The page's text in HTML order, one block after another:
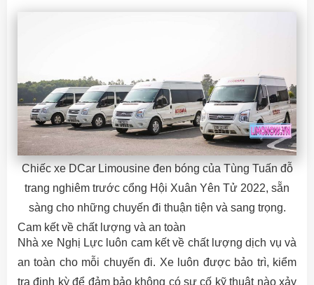
Chiếc xe DCar Limousine đen bóng của Tùng Tuấn đỗ
trang nghiêm trước cổng Hội Xuân Yên Tử 2022, sẵn
sàng cho những chuyến đi thuận tiện và sang trọng.
Cam kết về chất lượng và an toàn
Nhà xe Nghị Lực luôn cam kết về chất lượng dịch vụ và
an toàn cho mỗi chuyến đi. Xe luôn được bảo trì, kiểm
tra định kỳ để đảm bảo không có sự cố kỹ thuật nào xảy